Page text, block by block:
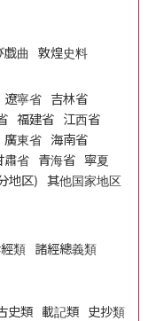
戯曲 敦煌史料
遼寧省
吉林省
福建省
江西省
廣東省 海南省
肅省 青海省 寧夏
地区) 其他国家地区
類
諸經總義類
史類 載記類
史抄類